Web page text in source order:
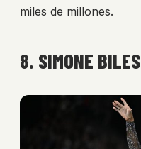
miles de millones.
8. SIMONE BILES